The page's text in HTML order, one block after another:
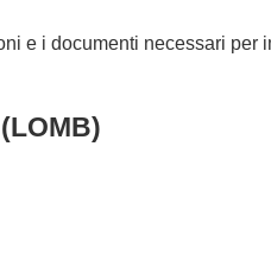
e i documenti necessari per